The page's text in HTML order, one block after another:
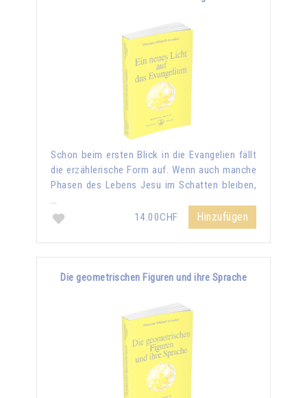
Schon beim ersten Blick in die Evangelien fällt
die erzählerische Form auf. Wenn auch manche
Phasen des Lebens Jesu im Schatten bleiben,
…
14.00CHF
Hinzufügen
Die geometrischen Figuren und ihre Sprache